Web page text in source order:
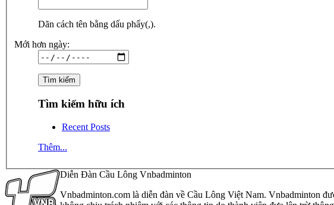
Dãn cách tên bằng dấu phẩy(,).
Mới hơn ngày:
Tìm kiếm hữu ích
Recent Posts
Thêm...
Diễn Đàn Cầu Lông Vnbadminton
Vnbadminton.com là diễn đàn về Cầu Lông Việt Nam. Vnbadminton